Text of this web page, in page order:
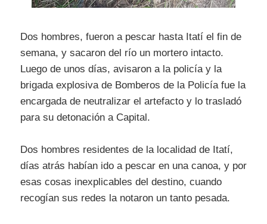
Dos hombres, fueron a pescar hasta Itatí el fin de
semana, y sacaron del río un mortero intacto.
Luego de unos días, avisaron a la policía y la
brigada explosiva de Bomberos de la Policía fue la
encargada de neutralizar el artefacto y lo trasladó
para su detonación a Capital.
Dos hombres residentes de la localidad de Itatí,
días atrás habían ido a pescar en una canoa, y por
esas cosas inexplicables del destino, cuando
recogían sus redes la notaron un tanto pesada.